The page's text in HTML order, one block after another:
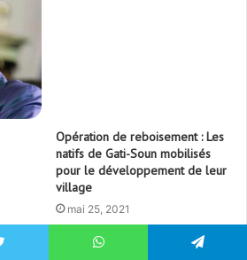
Opération de reboisement : Les
natifs de Gati-Soun mobilisés
pour le développement de leur
village
mai 25, 2021